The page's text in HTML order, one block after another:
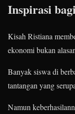
Inspirasi
Kisah Ristiana
ekonomi bukan
Banyak siswa di
tantangan yang
Namun